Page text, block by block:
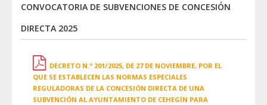
CONVOCATORIA DE SUBVENCIONES DE CONCESIÓN
DIRECTA 2025
DECRETO N.º 201/2025, DE 27 DE NOVIEMBRE, POR EL
QUE SE ESTABLECEN LAS NORMAS ESPECIALES
REGULADORAS DE LA CONCESIÓN DIRECTA DE UNA
SUBVENCIÓN AL AYUNTAMIENTO DE CEHEGÍN PARA